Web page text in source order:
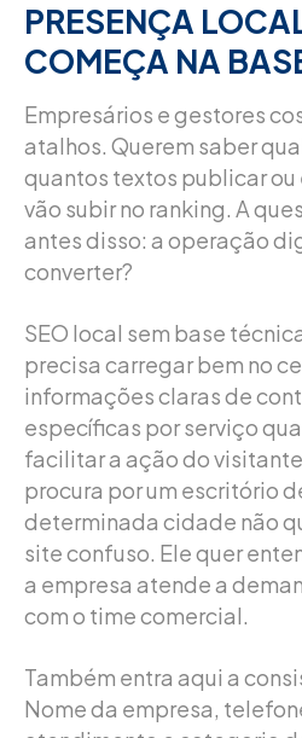
PRESENÇA
COMEÇA NA
Empresários e gestores
atalhos. Querem saber
quantos textos publicar
vão subir no ranking. A
antes disso: a operação
converter?
SEO local sem base
precisa carregar bem no
informações claras de
específicas por serviço
facilitar a ação do
procura por um escritório
determinada cidade não
site confuso. Ele quer
a empresa atende a
com o time comercial.
Também entra aqui a
Nome da empresa,